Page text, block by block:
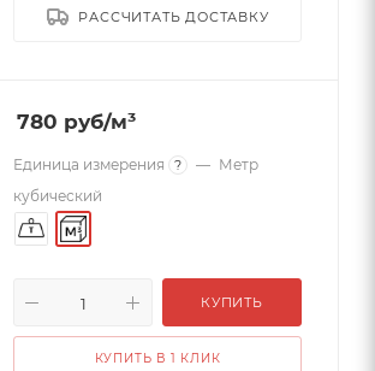
РАССЧИТАТЬ ДОСТАВКУ
780 руб/м³
Единица измерения ? — Метр
кубический
КУПИТЬ
КУПИТЬ В 1 КЛИК